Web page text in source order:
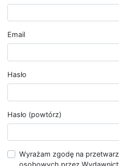
Email
Hasło
Hasło (powtórz)
Wyrażam zgodę na